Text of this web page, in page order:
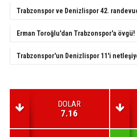
Trabzonspor ve Denizlispor 42.
Erman Toroğlu'dan Trabzonspor'a övgü!
Trabzonspor'un Denizlispor 11'i
DOLAR
7.16